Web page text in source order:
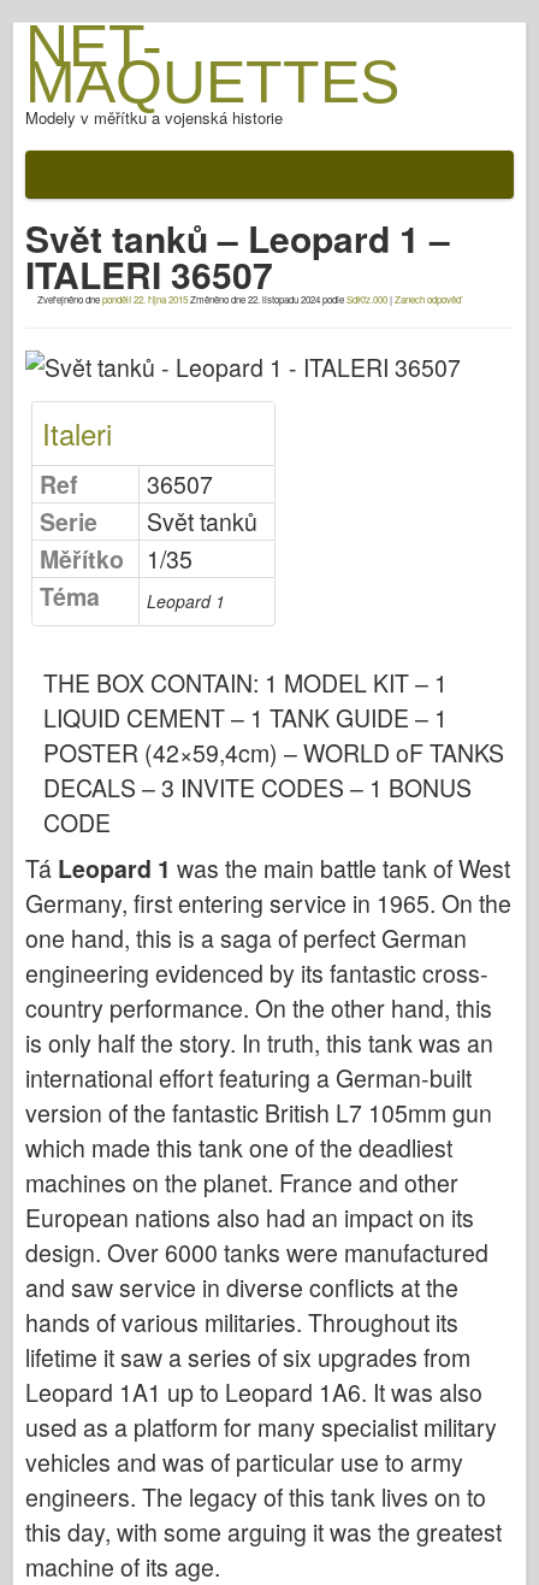
NET-
MAQUETTES
Modely v měřítku a vojenská historie
Po bitvě
Zbraně AFV
Spojenecká osa
Pancíř v profilu
Concord
Matice a šrouby
Nový Předvoj
Modelování Osprey
Publikování Osprey
Signál letky
Tankpower
Waffen-Arsenal
Wydawnictwo Militaria
Maquettes
Akademie
Modely es
Klub AFV
Airfix
Letectvo
AZ Model
Černý pes
Bronco
Kybernetický koníček
Eduard
E.T. Model
Jemné formy
Síly udatí
Friulmodel
Hasegawa
Heller
HobbyBoss
Modely IBG
Svět tanků – Leopard 1 –
ITALERI 36507
Zveřejněno dnepondělí 22. října 2015Změněno dne22. listopadu 2024podleSdKfz.000|Zanech odpověď
Italeri
Ref
36507
Serie
Svět tanků
Měřítko
1/35
Téma
Leopard 1
THE BOX CONTAIN: 1 MODEL KIT – 1
LIQUID CEMENT – 1 TANK GUIDE – 1
POSTER (42×59,4cm) – WORLD oF TANKS
DECALS – 3 INVITE CODES – 1 BONUS
CODE
Tá Leopard 1 was the main battle tank of West
Germany, first entering service in 1965. On the
one hand, this is a saga of perfect German
engineering evidenced by its fantastic cross-
country performance. On the other hand, this
is only half the story. In truth, this tank was an
international effort featuring a German-built
version of the fantastic British L7 105mm gun
which made this tank one of the deadliest
machines on the planet. France and other
European nations also had an impact on its
design. Over 6000 tanks were manufactured
and saw service in diverse conflicts at the
hands of various militaries. Throughout its
lifetime it saw a series of six upgrades from
Leopard 1A1 up to Leopard 1A6. It was also
used as a platform for many specialist military
vehicles and was of particular use to army
engineers. The legacy of this tank lives on to
this day, with some arguing it was the greatest
machine of its age.